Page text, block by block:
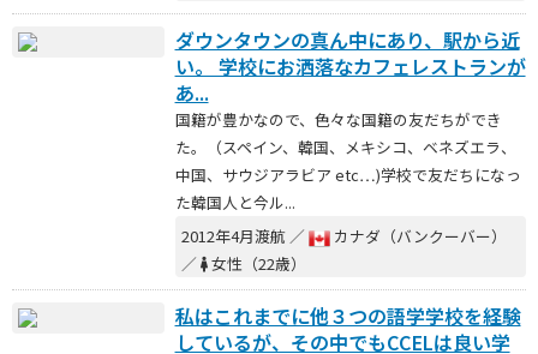
ダウンタウンの真ん中にあり、駅から近
い。 学校にお洒落なカフェレストランが
あ...
国籍が豊かなので、色々な国籍の友だちができ
た。（スペイン、韓国、メキシコ、ベネズエラ、
中国、サウジアラビア etc…)学校で友だちになっ
た韓国人と今ル...
2012年4月渡航 ／
カナダ（バンクーバー）
／ 女性（22歳）
私はこれまでに他３つの語学学校を経験
しているが、その中でもCCELは良い学